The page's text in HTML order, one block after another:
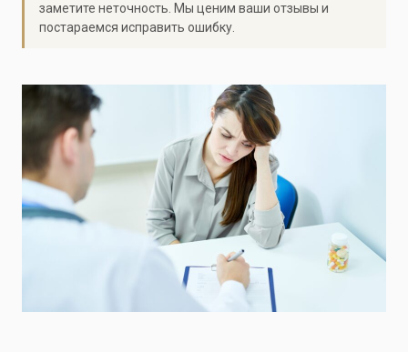
заметите неточность. Мы ценим ваши отзывы и
постараемся исправить ошибку.